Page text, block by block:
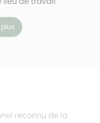
lieu de travail.
plus
reconnu de la